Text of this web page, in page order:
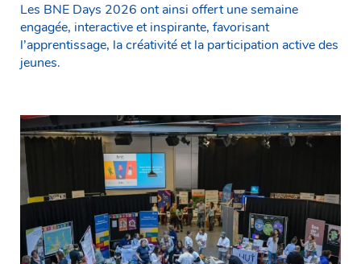
Les BNE Days 2026 ont ainsi offert une semaine
engagée, interactive et inspirante, favorisant
l’apprentissage, la créativité et la participation active des
jeunes.